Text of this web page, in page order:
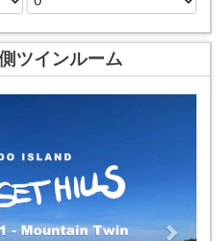
ツインルーム